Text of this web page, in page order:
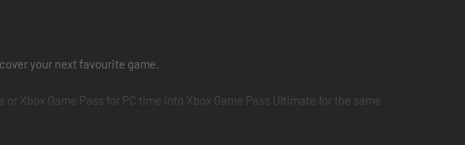
your next favourite game.
Xbox Game Pass for PC time into Xbox Game Pass Ultimate for the same